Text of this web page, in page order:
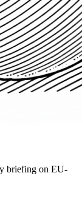
briefing on EU-